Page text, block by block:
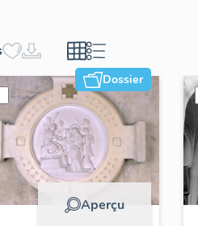
Dossier
Aperçu